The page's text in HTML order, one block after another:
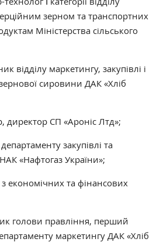
зерном та транспортних
Міністерства сільського
маркетингу, закупівлі і
сировини ДАК «Хліб
СП «Ароніс Лтд»;
закупівлі та
«Нафтогаз України»;
економічних та фінансових
голови правління, перший
маркетингу ДАК «Хліб